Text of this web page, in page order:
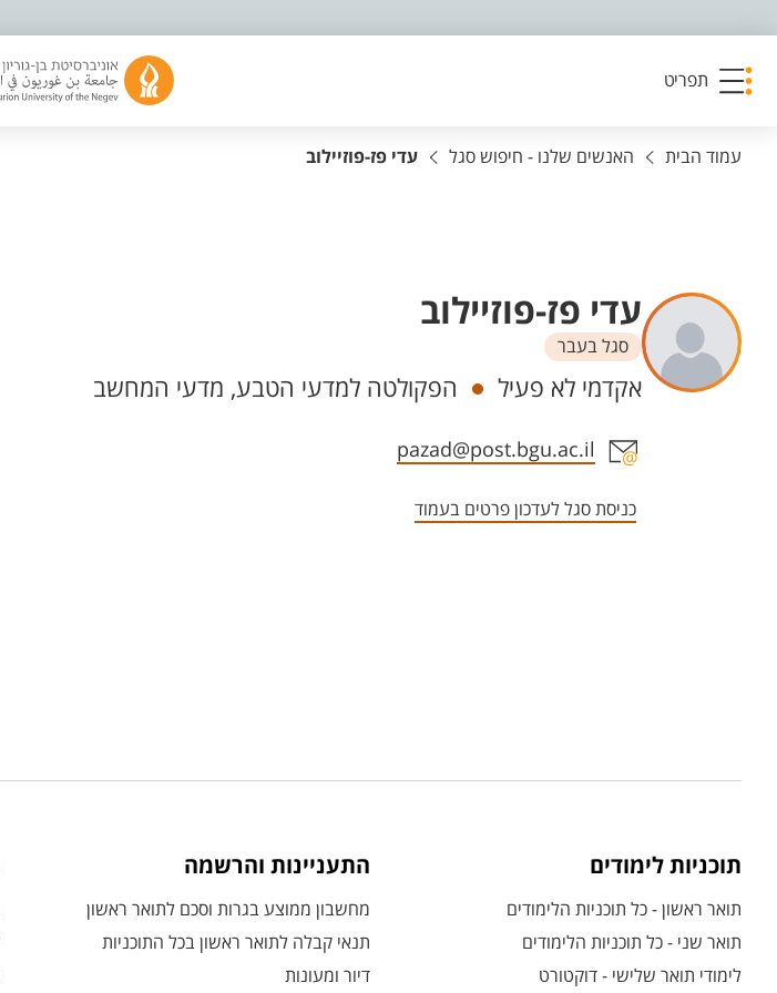
תפריט
עמוד הבית האנשים שלנו - חיפוש סגל עדי פז-פוזיילוב
עדי פז-פוזיילוב
סגל בעבר
יחידות
אקדמי לא פעיל הפקולטה למדעי הטבע, מדעי המחשב
אזור צור קשר עם איש הסגל
pazad@post.bgu.ac.il
כניסת סגל לעדכון פרטים בעמוד
תוכניות לימודים
תואר ראשון - כל תוכניות הלימודים
תואר שני - כל תוכניות הלימודים
לימודי תואר שלישי - דוקטורט
התעניינות והרשמה
מחשבון ממוצע בגרות וסכם לתואר ראשון
תנאי קבלה לתואר ראשון בכל התוכניות
דיור ומעונות